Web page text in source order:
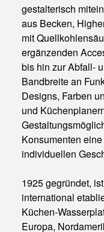
gestalterisch
aus Becken,
mit
ergänzenden
bis hin zur Abfall-
Bandbreite an
Designs, Farben
und
Konsumenten
individuellen
1925 gegründet,
international
Küchen-
Europa,